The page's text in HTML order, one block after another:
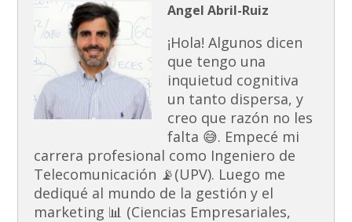
Angel Abril-Ruiz
¡Hola! Algunos dicen
que tengo una
inquietud cognitiva
un tanto dispersa, y
creo que razón no les
falta 😅. Empecé mi
carrera profesional como Ingeniero de
Telecomunicación 📡(UPV). Luego me
dediqué al mundo de la gestión y el
marketing 📊 (Ciencias Empresariales,